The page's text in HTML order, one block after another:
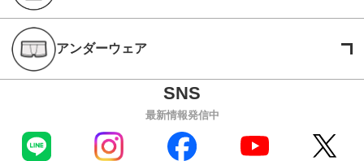
アンダーウェア
最新情報発信中